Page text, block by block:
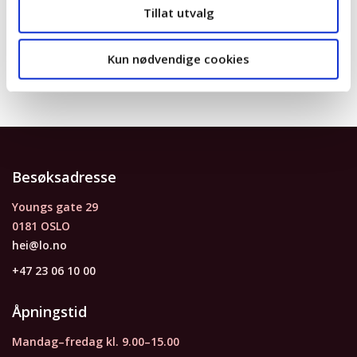
Tillat utvalg
Kun nødvendige cookies
antifascisme for vår tid.
Vel møtt!
Besøksadresse
Youngs gate 29
0181 OSLO
hei@lo.no
+47 23 06 10 00
Åpningstid
Mandag–fredag kl. 9.00–15.00